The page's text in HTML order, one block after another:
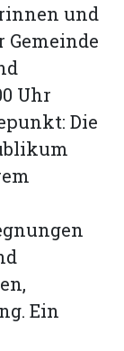
und
Gemeinde
Uhr
Die
Ein